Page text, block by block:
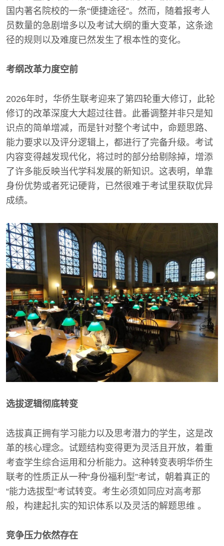
国内著名院校的一条“便捷途径”。然而，随着报考人
员数量的急剧增多以及考试大纲的重大变革，这条途
径的规则以及难度已然发生了根本性的变化。
考纲改革力度空前
2026年时，华侨生联考迎来了第四轮重大修订，此轮
修订的改革深度大大超过往昔。此番调整并非只是知
识点的简单增减，而是针对整个考试中，命题思路、
能力要求以及评分逻辑上，都进行了完备升级。考试
内容变得越发现代化，将过时的部分给剔除掉，增添
了许多能反映当代学科发展的新知识。这表明，单靠
身份优势或者死记硬背，已然很难于考试里获取优异
成绩。
选拔逻辑彻底转变
选拔真正拥有学习能力以及思考潜力的学生，这是改
革的核心理念。试题结构变得更为灵活且开放，着重
考查学生综合运用和分析能力。这种转变表明华侨生
联考的性质正从一种“身份福利型”考试，朝着真正的
“能力选拔型”考试转变。考生必须如同应对高考那
般，构建起扎实的知识体系以及灵活的解题思维 。
竞争压力依然存在